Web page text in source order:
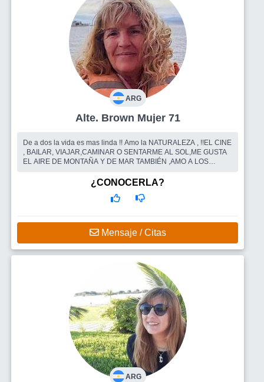
ARG
Alte. Brown Mujer 71
De a dos la vida es mas linda !! Amo la NATURALEZA , !!EL CINE
, BAILAR, VIAJAR,CAMINAR O SENTARME AL SOL,ME GUSTA
EL AIRE DE MONTAÑA Y DE MAR TAMBIÉN ,AMO A LOS
Me encanta el buen sentido del humor , la persona
educada,con buenas intenciones, que sepa compartir todos los
momentos lindos y no tan lindos, que le guste dialogar , que
¿CONOCERLA?
Mensaje / Citas
ARG